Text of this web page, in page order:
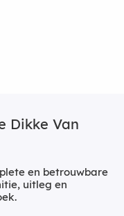
Dikke Van
en betrouwbare
uitleg en